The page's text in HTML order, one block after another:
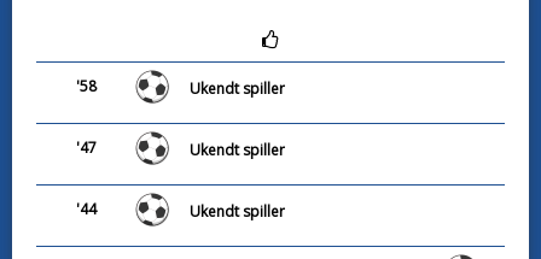
'58 Ukendt spiller
'47 Ukendt spiller
'44 Ukendt spiller